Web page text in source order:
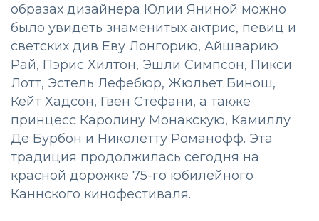
образах дизайнера Юлии Яниной можно
было увидеть знаменитых актрис, певиц и
светских див Еву Лонгорию, Айшварию
Рай, Пэрис Хилтон, Эшли Симпсон, Пикси
Лотт, Эстель Лефебюр, Жюльет Бинош,
Кейт Хадсон, Гвен Стефани, а также
принцесс Каролину Монакскую, Камиллу
Де Бурбон и Николетту Романофф. Эта
традиция продолжилась сегодня на
красной дорожке 75-го юбилейного
Каннского кинофестиваля.